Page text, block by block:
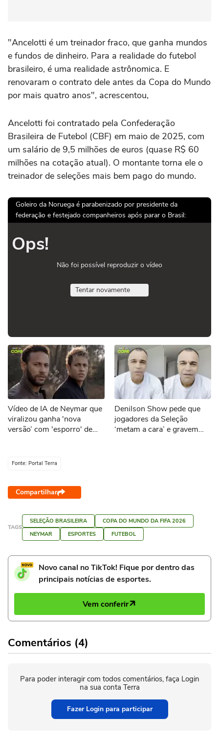
"Ancelotti é um treinador fraco, que ganha mundos
e fundos de dinheiro. Para a realidade do futebol
brasileiro, é uma realidade astrônomica. E
renovaram o contrato dele antes da Copa do Mundo
por mais quatro anos", acrescentou,
Ancelotti foi contratado pela Confederação
Brasileira de Futebol (CBF) em maio de 2025, com
um salário de 9,5 milhões de euros (quase R$ 60
milhões na cotação atual). O montante torna ele o
treinador de seleções mais bem pago do mundo.
Goleiro da Noruega é parabenizado por presidente da
federação e festejado companheiros após parar o Brasil:
Ops!
Não foi possível reproduzir o vídeo
Tentar novamente
Vídeo de IA de Neymar que
viralizou ganha 'nova
versão’ com 'esporro' de
Denilson Show pede que
jogadores da Seleção
‘metam a cara’ e gravem
Fonte: Portal Terra
Compartilhar
TAGS
SELEÇÃO BRASILEIRA
COPA DO MUNDO DA FIFA 2026
NEYMAR
ESPORTES FUTEBOL
Novo canal no TikTok! Fique por dentro das
principais notícias de esportes.
Vem conferir
Comentários (4)
Para poder interagir com todos comentários, faça Login
na sua conta Terra
Fazer Login para participar